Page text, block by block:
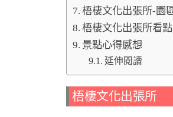
梧棲文化出張所-園
梧棲文化出張所看
景點心得感想
延伸閱讀
梧棲文化出張所